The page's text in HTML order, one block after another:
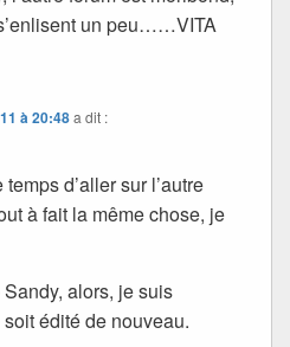
un peu……VITA
à 20:48a dit :
d’aller sur l’autre
à fait la même chose, je
alors, je suis
édité de nouveau.